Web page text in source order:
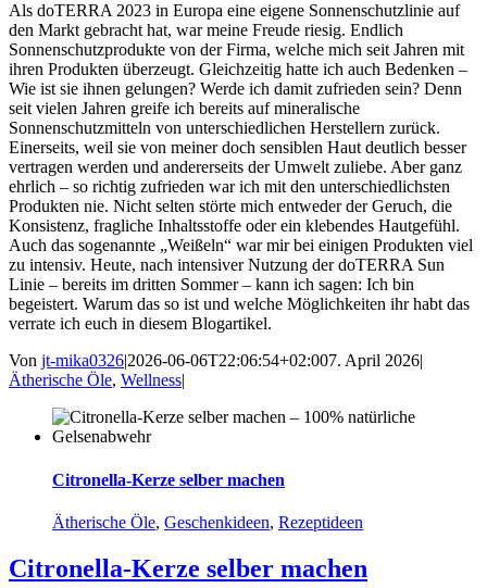
Als doTERRA 2023 in Europa eine eigene Sonnenschutzlinie auf
den Markt gebracht hat, war meine Freude riesig. Endlich
Sonnenschutzprodukte von der Firma, welche mich seit Jahren mit
ihren Produkten überzeugt. Gleichzeitig hatte ich auch Bedenken –
Wie ist sie ihnen gelungen? Werde ich damit zufrieden sein? Denn
seit vielen Jahren greife ich bereits auf mineralische
Sonnenschutzmitteln von unterschiedlichen Herstellern zurück.
Einerseits, weil sie von meiner doch sensiblen Haut deutlich besser
vertragen werden und andererseits der Umwelt zuliebe. Aber ganz
ehrlich – so richtig zufrieden war ich mit den unterschiedlichsten
Produkten nie. Nicht selten störte mich entweder der Geruch, die
Konsistenz, fragliche Inhaltsstoffe oder ein klebendes Hautgefühl.
Auch das sogenannte „Weißeln“ war mir bei einigen Produkten viel
zu intensiv. Heute, nach intensiver Nutzung der doTERRA Sun
Linie – bereits im dritten Sommer – kann ich sagen: Ich bin
begeistert. Warum das so ist und welche Möglichkeiten ihr habt das
verrate ich euch in diesem Blogartikel.
Von jt-mika0326|2026-06-06T22:06:54+02:007. April 2026|
Ätherische Öle, Wellness|
Citronella-Kerze selber machen
Ätherische Öle, Geschenkideen, Rezeptideen
Citronella-Kerze selber machen